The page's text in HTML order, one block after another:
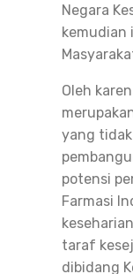
Negara
kemudian
Oleh
yang
potensi
Farmasi
taraf
dibidang